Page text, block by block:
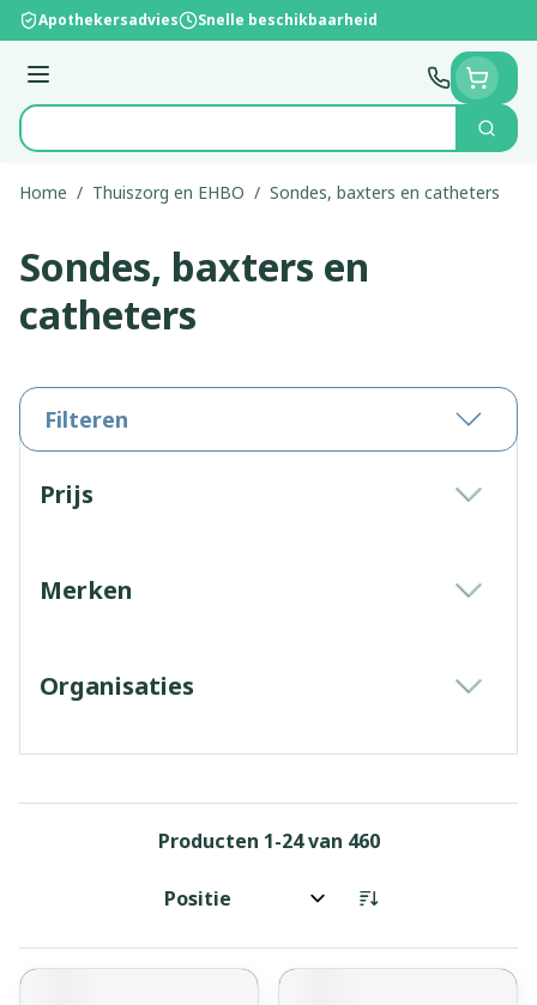
Ga naar de inhoud
Apothekersadvies Snelle beschikbaarheid
Menu
Product, merk, categorie...
Zoek
Home / Thuiszorg en EHBO / Sondes, baxters en catheters
Sondes, baxters en
catheters
Filteren
Prijs
Merken
Organisaties
Producten 1-24van 460
Sorteer op: